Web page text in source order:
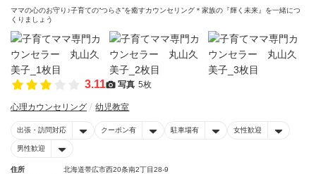
ママの心のお守り♪子育ての“つらさ”を癒すカウンセリング＊家族の『輝く未来』を一緒につ
くりましょう
3.11 写真 5枚
心理カウンセリング 幼児教室
出張・訪問対応 クーポン有 駐車場有 女性歓迎
男性歓迎
住所
北海道帯広市西20条南2丁目28-9